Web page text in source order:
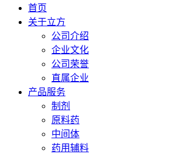
首页
关于立方
公司介绍
企业文化
公司荣誉
直属企业
产品服务
制剂
原料药
中间体
药用辅料